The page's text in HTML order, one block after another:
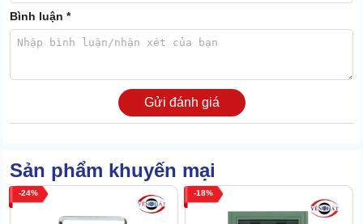
Máy FujiE HM-480EB có thể sinh lưu lượng gió lên tới 5600m3/giờ.
Lượng không khí siêu lớn này khi đi vào hệ thống sẽ ngay lập tức
được đưa vào dàn lạnh.
chóng. Giúp phân tách nước, tạo luồng khí khô để giải phóng ra
Theo tính toán thực tế, công suất hút ẩm của máy FujiE HM-
Công suất khủng - 8900W
Bình luận *
Gửi đánh giá
Sản phẩm khuyến mại
24 18